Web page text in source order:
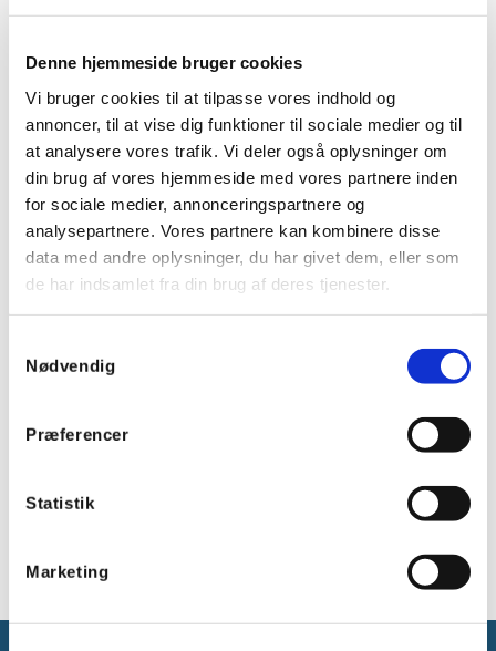
Denne hjemmeside bruger cookies
Vi bruger cookies til at tilpasse vores indhold og
annoncer, til at vise dig funktioner til sociale medier og til
at analysere vores trafik. Vi deler også oplysninger om
din brug af vores hjemmeside med vores partnere inden
for sociale medier, annonceringspartnere og
analysepartnere. Vores partnere kan kombinere disse
data med andre oplysninger, du har givet dem, eller som
de har indsamlet fra din brug af deres tjenester.
Nødvendig
Præferencer
Statistik
Marketing
Fremskynd eller sænk en dynamisk scene såsom
RGB/Hvid color control
Scroll nemt igennem over 16 millioner farve
og/eller kontrol hvid
Generelle specifikationer:
Størrelse: 106 x 146 x 10mm
Vægt: 250g
USB forbindelse: Ja
DMX kanaler: 1024
Micro SD kort: Ja